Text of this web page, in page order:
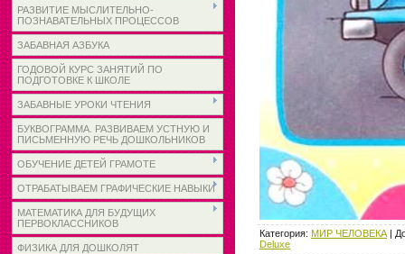
РАЗВИТИЕ МЫСЛИТЕЛЬНО-
ПОЗНАВАТЕЛЬНЫХ ПРОЦЕССОВ
ЗАБАВНАЯ АЗБУКА
ГОДОВОЙ КУРС ЗАНЯТИЙ ПО
ПОДГОТОВКЕ К ШКОЛЕ
ЗАБАВНЫЕ УРОКИ ЧТЕНИЯ
БУКВОГРАММА. РАЗВИВАЕМ УСТНУЮ И
ПИСЬМЕННУЮ РЕЧЬ ДОШКОЛЬНИКОВ
ОБУЧЕНИЕ ДЕТЕЙ ГРАМОТЕ
ОТРАБАТЫВАЕМ ГРАФИЧЕСКИЕ НАВЫКИ
МАТЕМАТИКА ДЛЯ БУДУЩИХ
ПЕРВОКЛАССНИКОВ
ФИЗИКА ДЛЯ ДОШКОЛЯТ
Категория: МИР ЧЕЛОВЕКА |
Deluxe